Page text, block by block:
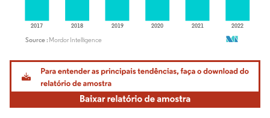
Imagem © Mordor Intelligence. O reuso requer atribuição conforme CC BY 4.0.